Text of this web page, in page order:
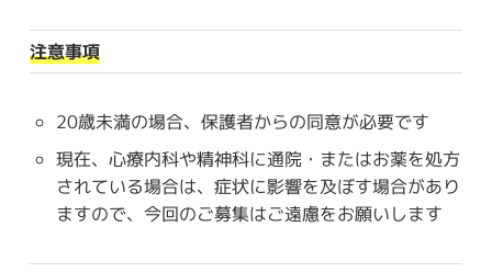
注意事項
20歳未満の場合、保護者からの同意が必要です
現在、心療内科や精神科に通院・またはお薬を処方
されている場合は、症状に影響を及ぼす場合があり
ますので、今回のご募集はご遠慮をお願いします